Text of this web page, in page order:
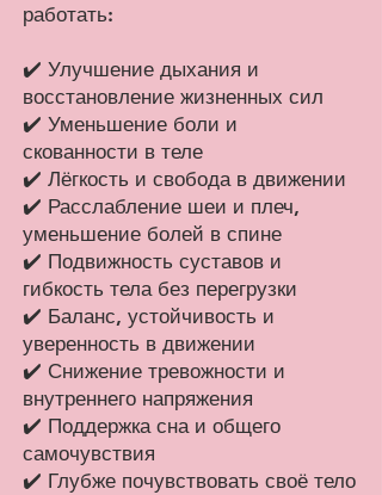
работать:
✔️ Улучшение дыхания и
восстановление жизненных сил
✔️ Уменьшение боли и
скованности в теле
✔️ Лёгкость и свобода в движении
✔️ Расслабление шеи и плеч,
уменьшение болей в спине
✔️ Подвижность суставов и
гибкость тела без перегрузки
✔️ Баланс, устойчивость и
уверенность в движении
✔️ Снижение тревожности и
внутреннего напряжения
✔️ Поддержка сна и общего
самочувствия
✔️ Глубже почувствовать своё тело